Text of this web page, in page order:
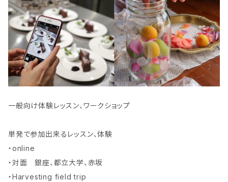
一般向け体験レッスン、ワークショップ
単発で参加出来るレッスン、体験
・online
・対面 銀座、都立大学、赤坂
・Harvesting field trip